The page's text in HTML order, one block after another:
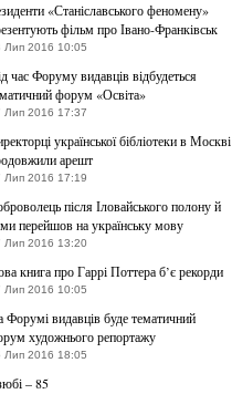
«Станіславського феномену»
фільм про Івано-Франківськ
Лип 2016 10:05
час Форуму видавців відбудеться
форум «Освіта»
Лип 2016 17:37
української бібліотеки в Москві
арешт
Лип 2016 17:19
після Іловайського полону й
перейшов на українську мову
Лип 2016 13:20
книга про Гаррі Поттера б’є рекорди
Лип 2016 10:05
Форумі видавців буде тематичний
художнього репортажу
Лип 2016 18:05
– 85